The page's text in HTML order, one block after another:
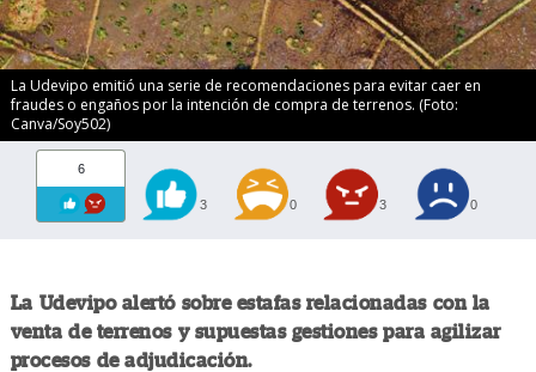
La Udevipo emitió una serie de recomendaciones para evitar caer en
fraudes o engaños por la intención de compra de terrenos. (Foto:
Canva/Soy502)
6
3 0 3 0
La Udevipo alertó sobre estafas relacionadas con la
venta de terrenos y supuestas gestiones para agilizar
procesos de adjudicación.